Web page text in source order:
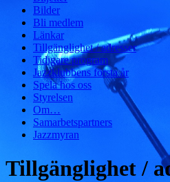
Bilder
Bli medlem
Länkar
Tillgänglighet / adresser
Tidigare program
Jazzklubbens första år
Spela hos oss
Styrelsen
Om…
Samarbetspartners
Jazzmyran
Tillgänglighet /